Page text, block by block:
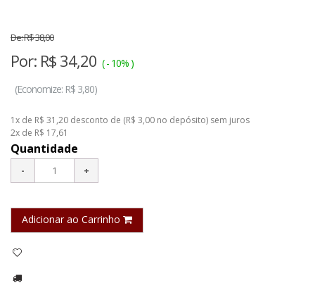
De:R$ 38,00
Por: R$ 34,20 ( - 10% )
(Economize: R$ 3,80)
1x de R$ 31,20 desconto de (R$ 3,00 no depósito) sem juros
2x de R$ 17,61
Quantidade
Adicionar ao Carrinho